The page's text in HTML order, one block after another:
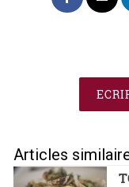
Articles